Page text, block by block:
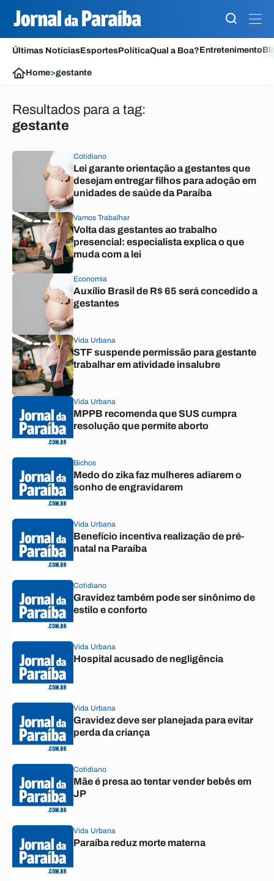
Últimas NotíciasEsportesPolíticaQual a Boa?Entretenimento
Home>gestante
Resultados para a tag:
gestante
Cotidiano
Lei garante orientação a gestantes que
desejam entregar filhos para adoção em
unidades de saúde da Paraíba
Vamos Trabalhar
Volta das gestantes ao trabalho
presencial: especialista explica o que
muda com a lei
Economia
Auxílio Brasil de R$ 65 será concedido a
gestantes
Vida Urbana
STF suspende permissão para gestante
trabalhar em atividade insalubre
Vida Urbana
MPPB recomenda que SUS cumpra
resolução que permite aborto
Bichos
Medo do zika faz mulheres adiarem o
sonho de engravidarem
Vida Urbana
Benefício incentiva realização de pré-
natal na Paraíba
Cotidiano
Gravidez também pode ser sinônimo de
estilo e conforto
Vida Urbana
Hospital acusado de negligência
Vida Urbana
Gravidez deve ser planejada para evitar
perda da criança
Cotidiano
Mãe é presa ao tentar vender bebês em
JP
Vida Urbana
Paraíba reduz morte materna